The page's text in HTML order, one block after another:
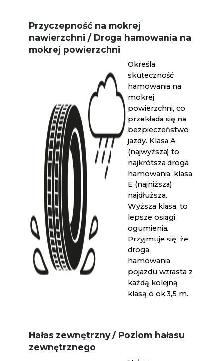
Przyczepność na mokrej
nawierzchni / Droga hamowania na
mokrej powierzchni
Określa
skuteczność
hamowania na
mokrej
powierzchni, co
przekłada się na
bezpieczeństwo
jazdy. Klasa A
(najwyższa) to
najkrótsza droga
hamowania, klasa
E (najniższa)
najdłuższa.
Wyższa klasa, to
lepsze osiągi
ogumienia.
Przyjmuje się, że
droga
hamowania
pojazdu wzrasta z
każdą kolejną
klasą o ok.3,5 m.
Hałas zewnętrzny / Poziom hałasu
zewnętrznego